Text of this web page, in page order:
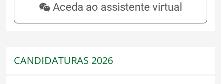
Aceda ao assistente virtual
CANDIDATURAS 2026